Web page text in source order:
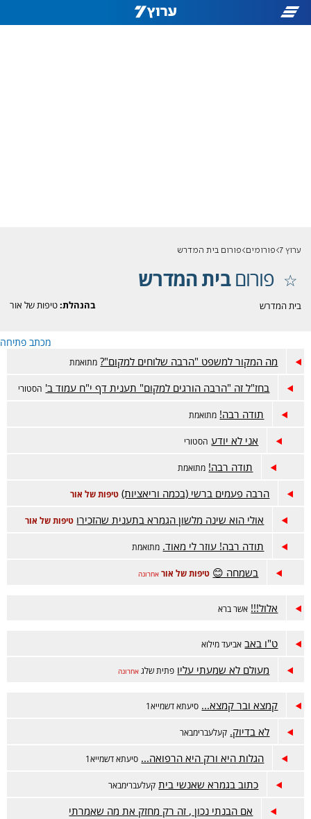
ערוץ 7 פורומים פורום בית המדרש
פורוםבית המדרש
בהנהלת:טיפות של אור בית המדרש
מכתב פתיחה
מה המקור למשפט "הרבה שלוחים למקום"? מתואמת
בחז"ל זה "הרבה הורגים למקום" תענית דף י"ח עמוד ב' הסטורי
תודה רבה! מתואמת
אני לא יודע הסטורי
תודה רבה! מתואמת
הרבה פעמים ברשי (בכמה וריאציות) טיפות של אור
אולי הוא שינה מלשון הגמרא בתענית שהזכירו טיפות של אור
תודה רבה! עוזר לי מאוד. מתואמת
בשמחה 😊 טיפות של אור אחרונה
אלול!!! אשר ברא
ט"ו באב אביעד מילוא
מעולם לא שמעתי עליו פתית שלג אחרונה
קמצא ובר קמצא... סיעתא דשמייא1
לא בדיוק. קעלעברימבאר
הגלות היא ורק היא הרפואה... סיעתא דשמייא1
כתוב בגמרא שאנשי בית קעלעברימבאר
אם הבנתי נכון , זה רק מחזק את מה שאמרתי